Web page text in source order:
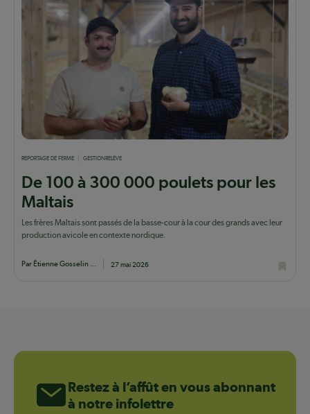
REPORTAGE DE FERME GESTIONRELÈVE
De 100 à 300 000 poulets pour les
Maltais
Les frères Maltais sont passés de la basse-cour à la cour des grands avec leur
production avicole en contexte nordique.
Par Étienne Gosselin ... 27 mai 2026
Restez à l’affût en vous abonnant
à notre infolettre